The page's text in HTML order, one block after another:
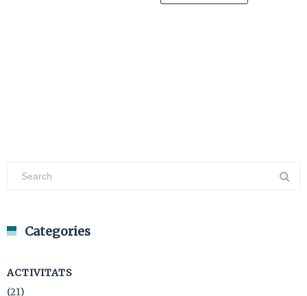
Categories
ACTIVITATS
(21)